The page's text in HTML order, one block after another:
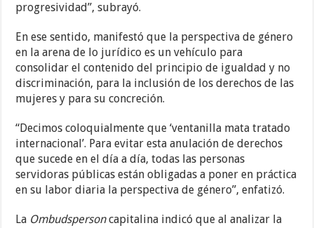
progresividad”, subrayó.
En ese sentido, manifestó que la perspectiva de género
en la arena de lo jurídico es un vehículo para
consolidar el contenido del principio de igualdad y no
discriminación, para la inclusión de los derechos de las
mujeres y para su concreción.
“Decimos coloquialmente que ‘ventanilla mata tratado
internacional’. Para evitar esta anulación de derechos
que sucede en el día a día, todas las personas
servidoras públicas están obligadas a poner en práctica
en su labor diaria la perspectiva de género”, enfatizó.
La Ombudspersoncapitalina indicó que al analizar la